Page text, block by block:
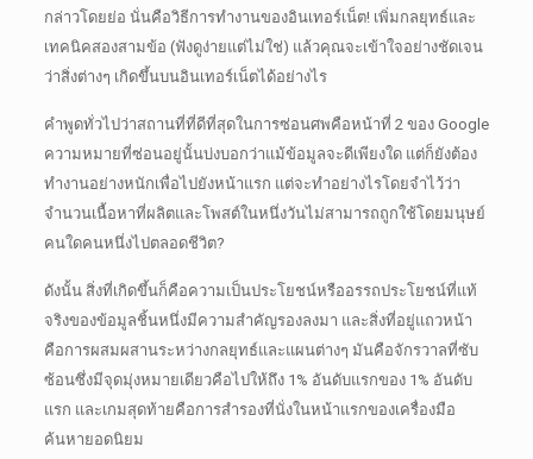
กล่าวโดยย่อ นั่นคือวิธีการทำงานของอินเทอร์เน็ต! เพิ่มกลยุทธ์และ
เทคนิคสองสามข้อ (ฟังดูง่ายแต่ไม่ใช่) แล้วคุณจะเข้าใจอย่างชัดเจน
ว่าสิ่งต่างๆ เกิดขึ้นบนอินเทอร์เน็ตได้อย่างไร
คำพูดทั่วไปว่าสถานที่ที่ดีที่สุดในการซ่อนศพคือหน้าที่ 2 ของ Google
ความหมายที่ซ่อนอยู่นั้นบ่งบอกว่าแม้ข้อมูลจะดีเพียงใด แต่ก็ยังต้อง
ทำงานอย่างหนักเพื่อไปยังหน้าแรก แต่จะทำอย่างไรโดยจำไว้ว่า
จำนวนเนื้อหาที่ผลิตและโพสต์ในหนึ่งวันไม่สามารถถูกใช้โดยมนุษย์
คนใดคนหนึ่งไปตลอดชีวิต?
ดังนั้น สิ่งที่เกิดขึ้นก็คือความเป็นประโยชน์หรืออรรถประโยชน์ที่แท้
จริงของข้อมูลชิ้นหนึ่งมีความสำคัญรองลงมา และสิ่งที่อยู่แถวหน้า
คือการผสมผสานระหว่างกลยุทธ์และแผนต่างๆ มันคือจักรวาลที่ซับ
ซ้อนซึ่งมีจุดมุ่งหมายเดียวคือไปให้ถึง 1% อันดับแรกของ 1% อันดับ
แรก และเกมสุดท้ายคือการสำรองที่นั่งในหน้าแรกของเครื่องมือ
ค้นหายอดนิยม